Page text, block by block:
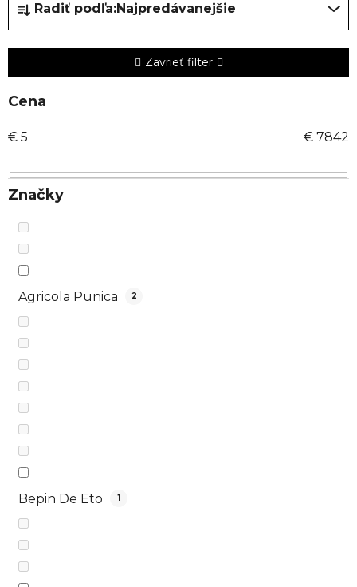
a
d
n
i
p
o
d
u
k
Radiť podľa:Najpredávanejšie
Zavrieť filter
Cena
€ 5 € 7842
Značky
Agricola Punica 2
Bepin De Eto 1